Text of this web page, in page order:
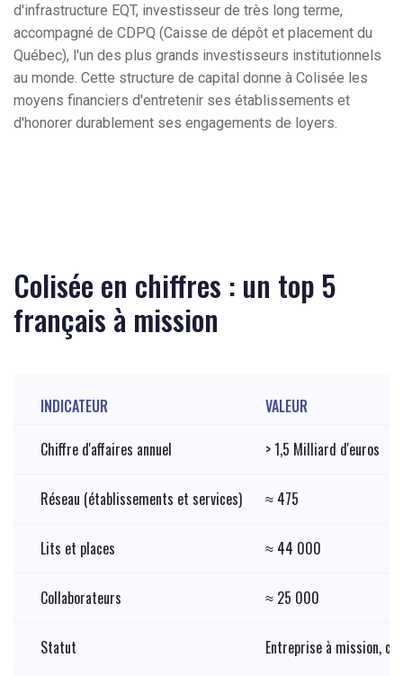
d'infrastructure EQT, investisseur de très long terme,
accompagné de CDPQ (Caisse de dépôt et placement du
Québec), l'un des plus grands investisseurs institutionnels
au monde. Cette structure de capital donne à Colisée les
moyens financiers d'entretenir ses établissements et
d'honorer durablement ses engagements de loyers.
Colisée en chiffres : un top 5
français à mission
INDICATEUR
VALEUR
Chiffre d'affaires annuel
> 1,5 Milliard d'euros
Réseau (établissements et services) ≈ 475
Lits et places ≈ 44 000
Collaborateurs ≈ 25 000
Statut Entreprise à mission,